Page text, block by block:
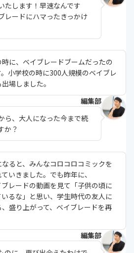
たします！早速なんです
レードにハマったきっかけ
に、ベイブレードブームだったの
小学校の時に300人規模のベイブレ
場しました。
編集部
ら、大人になった今まで続
か？
ると、みんなコロコロコミックを
いきました。でも昨年に、
レードの動画を見て「子供の頃に
るな」と思い、学生時代の友人に
盛り上がって、ベイブレードを再
編集部